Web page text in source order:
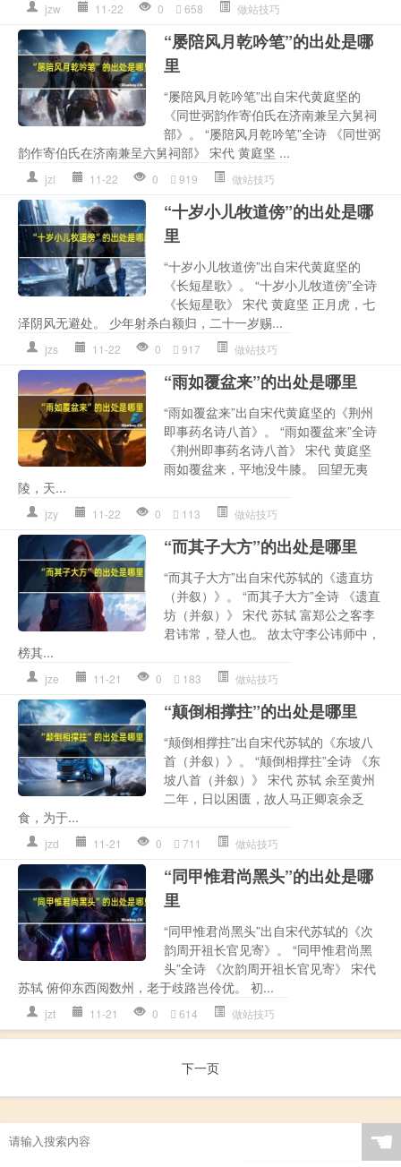
jzw 11-22 0 658 做站技巧
“屡陪风月乾吟笔”的出处是哪
里
“屡陪风月乾吟笔”出自宋代黄庭坚的
《同世弼韵作寄伯氏在济南兼呈六舅祠
部》。 “屡陪风月乾吟笔”全诗 《同世弼
韵作寄伯氏在济南兼呈六舅祠部》 宋代 黄庭坚 ...
jzl 11-22 0 919 做站技巧
“十岁小儿牧道傍”的出处是哪
里
“十岁小儿牧道傍”出自宋代黄庭坚的
《长短星歌》。 “十岁小儿牧道傍”全诗
《长短星歌》 宋代 黄庭坚 正月虎，七
泽阴风无避处。 少年射杀白额归，二十一岁赐...
jzs 11-22 0 917 做站技巧
“雨如覆盆来”的出处是哪里
“雨如覆盆来”出自宋代黄庭坚的《荆州
即事药名诗八首》。 “雨如覆盆来”全诗
《荆州即事药名诗八首》 宋代 黄庭坚
雨如覆盆来，平地没牛膝。 回望无夷
陵，天...
jzy 11-22 0 113 做站技巧
“而其子大方”的出处是哪里
“而其子大方”出自宋代苏轼的《遗直坊
（并叙）》。 “而其子大方”全诗 《遗直
坊（并叙）》 宋代 苏轼 富郑公之客李
君讳常，登人也。 故太守李公讳师中，
榜其...
jze 11-21 0 183 做站技巧
“颠倒相撑拄”的出处是哪里
“颠倒相撑拄”出自宋代苏轼的《东坡八
首（并叙）》。 “颠倒相撑拄”全诗 《东
坡八首（并叙）》 宋代 苏轼 余至黄州
二年，日以困匮，故人马正卿哀余乏
食，为于...
jzd 11-21 0 711 做站技巧
“同甲惟君尚黑头”的出处是哪
里
“同甲惟君尚黑头”出自宋代苏轼的《次
韵周开祖长官见寄》。 “同甲惟君尚黑
头”全诗 《次韵周开祖长官见寄》 宋代
苏轼 俯仰东西阅数州，老于歧路岂伶优。 初...
jzt 11-21 0 614 做站技巧
下一页
☚